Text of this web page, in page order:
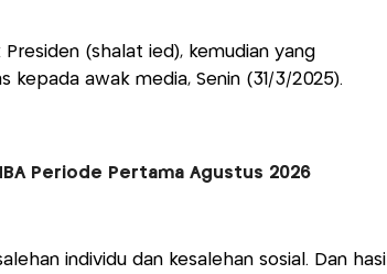
(shalat ied), kemudian yang
kepada awak media, Senin (31/3/2025).
Periode Pertama Agustus 2026
individu dan kesalehan sosial. Dan hasil